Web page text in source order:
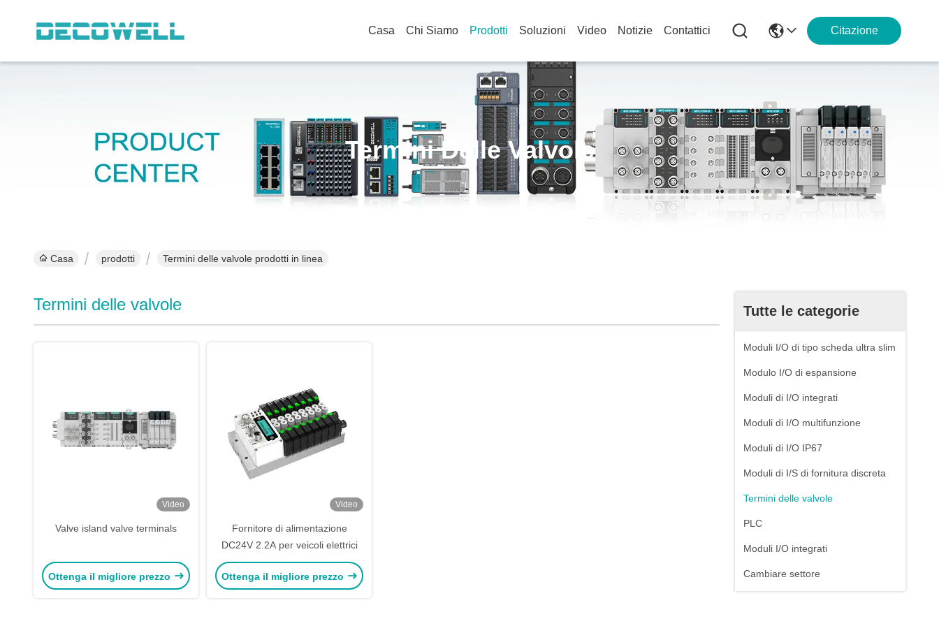
Casa Chi Siamo Prodotti Soluzioni Video Notizie Contattici Citazione
Termini Delle Valvole
Casa prodotti Termini delle valvole prodotti in linea
Tutte le categorie
Moduli I/O di tipo scheda ultra slim
Modulo I/O di espansione
Moduli di I/O integrati
Moduli di I/O multifunzione
Moduli di I/O IP67
Moduli di I/S di fornitura discreta
Termini delle valvole
PLC
Moduli I/O integrati
Cambiare settore
Termini delle valvole
Video
Valve island valve terminals
Ottenga il migliore prezzo
Video
Fornitore di alimentazione
DC24V 2.2A per veicoli elettrici
Ottenga il migliore prezzo